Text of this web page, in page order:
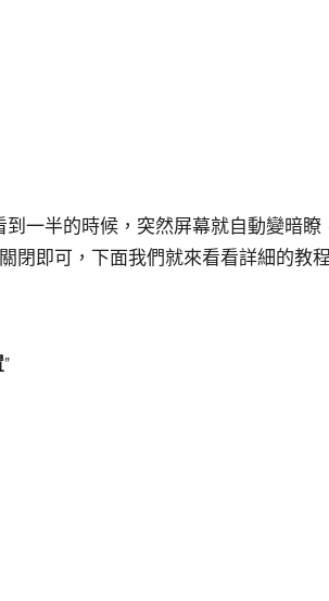
到一半的時候，突然屏幕就自動變暗
閉即可，下面我們就來看看詳細的教程
”